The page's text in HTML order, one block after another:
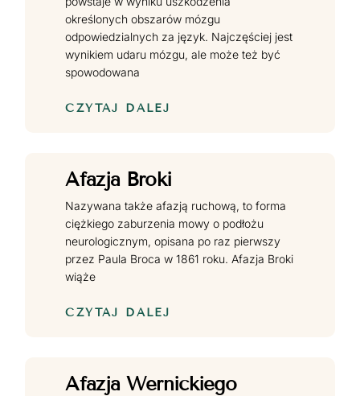
określonych obszarów mózgu
odpowiedzialnych za język. Najczęściej jest
wynikiem udaru mózgu, ale może też być
spowodowana
CZYTAJ DALEJ
Afazja Broki
Nazywana także afazją ruchową, to forma
ciężkiego zaburzenia mowy o podłożu
neurologicznym, opisana po raz pierwszy
przez Paula Broca w 1861 roku. Afazja Broki
wiąże
CZYTAJ DALEJ
Afazja Wernickiego